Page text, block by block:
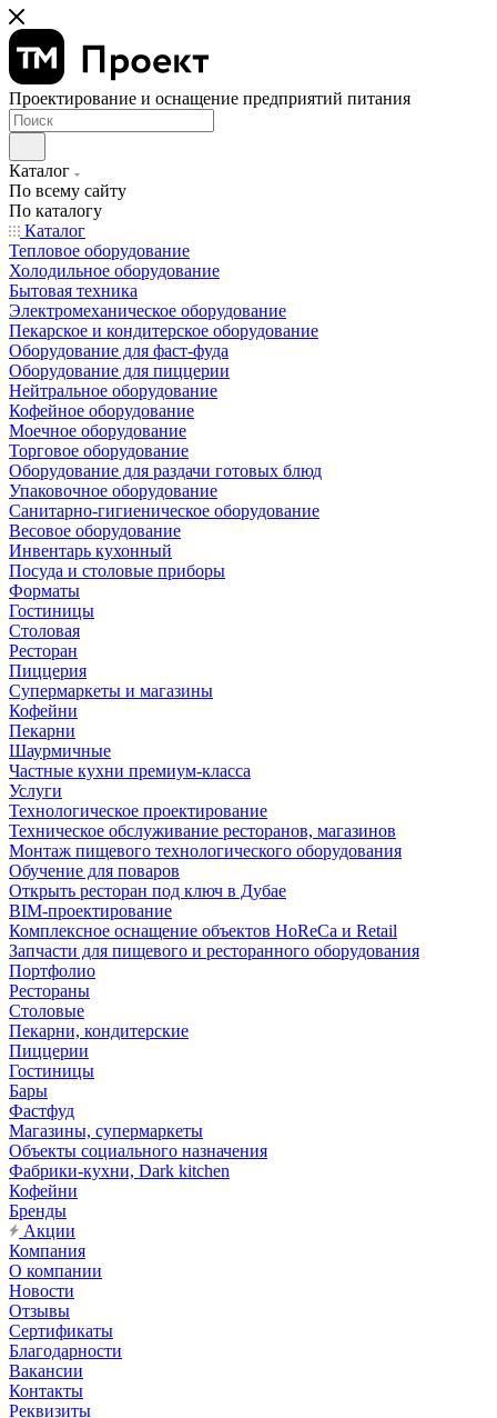
Проектирование и оснащение предприятий питания
Каталог
По всему сайту
По каталогу
Каталог
Тепловое оборудование
Холодильное оборудование
Бытовая техника
Электромеханическое оборудование
Пекарское и кондитерское оборудование
Оборудование для фаст-фуда
Оборудование для пиццерии
Нейтральное оборудование
Кофейное оборудование
Моечное оборудование
Торговое оборудование
Оборудование для раздачи готовых блюд
Упаковочное оборудование
Санитарно-гигиеническое оборудование
Весовое оборудование
Инвентарь кухонный
Посуда и столовые приборы
Форматы
Гостиницы
Столовая
Ресторан
Пиццерия
Супермаркеты и магазины
Кофейни
Пекарни
Шаурмичные
Частные кухни премиум-класса
Услуги
Технологическое проектирование
Техническое обслуживание ресторанов, магазинов
Монтаж пищевого технологического оборудования
Обучение для поваров
Открыть ресторан под ключ в Дубае
BIM-проектирование
Комплексное оснащение объектов HoReCa и Retail
Запчасти для пищевого и ресторанного оборудования
Портфолио
Рестораны
Столовые
Пекарни, кондитерские
Пиццерии
Гостиницы
Бары
Фастфуд
Магазины, супермаркеты
Объекты социального назначения
Фабрики-кухни, Dark kitchen
Кофейни
Бренды
Акции
Компания
О компании
Новости
Отзывы
Сертификаты
Благодарности
Вакансии
Контакты
Реквизиты